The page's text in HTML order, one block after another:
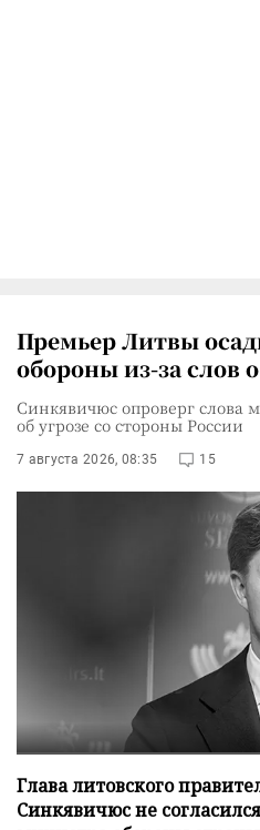
Премьер Литвы
обороны из-за слов
Синкявичюс опроверг слова
об угрозе со стороны России
7 августа 2026, 08:35 15
Глава литовского
Синкявичюс не